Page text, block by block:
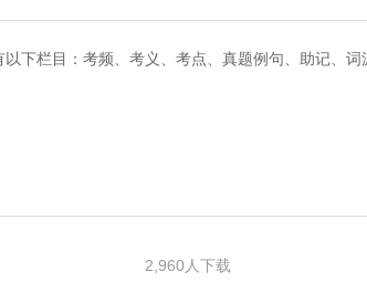
下栏目：考频、考义、考点、真题例句、助记、词
2,960人下载